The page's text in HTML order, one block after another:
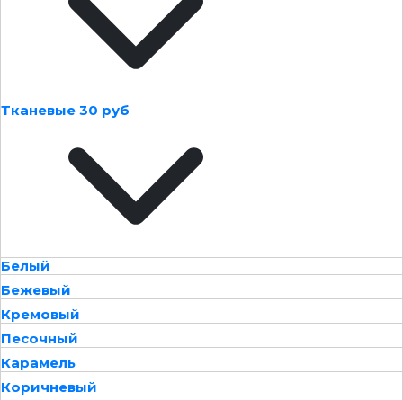
Тканевые 30 руб
Белый
Бежевый
Кремовый
Песочный
Карамель
Коричневый